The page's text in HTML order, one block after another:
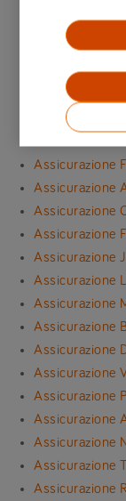
Scopri come
Stai
Scopri i marchi
Assicurazione
Assicurazione
Assicurazione
Assicurazione
Assicurazione
Assicurazione
Assicurazione
Assicurazione
Assicurazione
Assicurazione
Assicurazione
Assicurazione
Assicurazione
Assicurazione
Assicurazione